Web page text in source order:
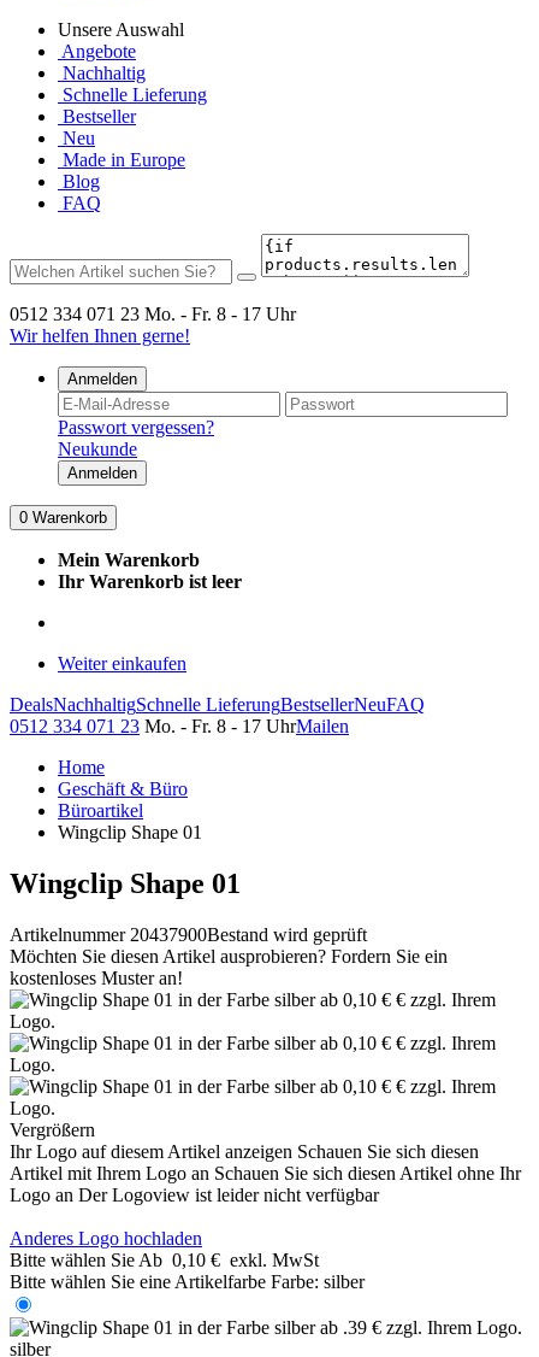
Unsere Auswahl
Angebote
Nachhaltig
Schnelle Lieferung
Bestseller
Neu
Made in Europe
Blog
FAQ
0512 334 071 23 Mo. - Fr. 8 - 17 Uhr
Wir helfen Ihnen gerne!
Anmelden
Passwort vergessen?
Neukunde
Anmelden
0 Warenkorb
Mein Warenkorb
Ihr Warenkorb ist leer
Weiter einkaufen
DealsNachhaltigSchnelle LieferungBestsellerNeuFAQ
0512 334 071 23 Mo. - Fr. 8 - 17 UhrMailen
Home
Geschäft & Büro
Büroartikel
Wingclip Shape 01
Wingclip Shape 01
Artikelnummer 20437900Bestand wird geprüft
Möchten Sie diesen Artikel ausprobieren? Fordern Sie ein
kostenloses Muster an!
Vergrößern
Ihr Logo auf diesem Artikel anzeigen Schauen Sie sich diesen
Artikel mit Ihrem Logo an Schauen Sie sich diesen Artikel ohne Ihr
Logo an Der Logoview ist leider nicht verfügbar
Anderes Logo hochladen
Bitte wählen Sie Ab 0,10 € exkl. MwSt
Bitte wählen Sie eine Artikelfarbe Farbe: silber
silber